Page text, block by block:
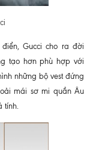
Gucci cho ra đời
tạo hơn phù hợp với
những bộ vest đứng
mái sơ mi quần Âu
tính.